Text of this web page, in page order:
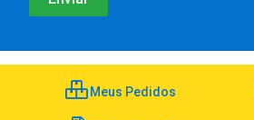
Meus Pedidos